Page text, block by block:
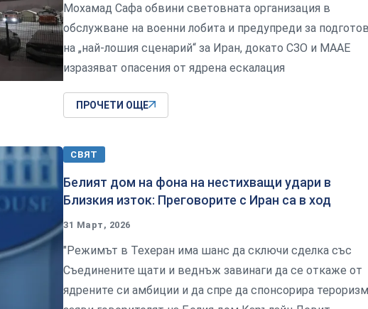
Мохамад Сафа обвини световната организация в
обслужване на военни лобита и предупреди за
на „най-лошия сценарий“ за Иран, докато СЗО и МААЕ
изразяват опасения от ядрена ескалация
ПРОЧЕТИ ОЩЕ
СВЯТ
Белият дом на фона на нестихващи удари в
Близкия изток: Преговорите с Иран са в ход
31 Март, 2026
"Режимът в Техеран има шанс да сключи сделка със
Съединените щати и веднъж завинаги да се откаже от
ядрените си амбиции и да спре да спонсорира